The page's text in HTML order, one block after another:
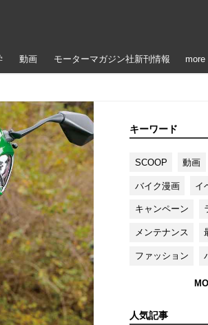
動画 モーターマガジン社新刊情報 more
キーワード
SCOOP 動画
バイク漫画 イ
キャンペーン
メンテナンス
ファッション
人気記事